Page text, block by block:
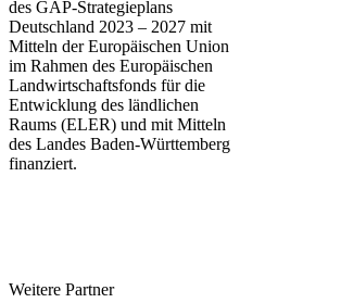
des GAP-Strategieplans
Deutschland 2023 – 2027 mit
Mitteln der Europäischen Union
im Rahmen des Europäischen
Landwirtschaftsfonds für die
Entwicklung des ländlichen
Raums (ELER) und mit Mitteln
des Landes Baden-Württemberg
finanziert.
Weitere Partner